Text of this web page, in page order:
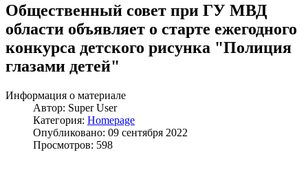
Общественный совет при ГУ МВД
области объявляет о старте ежегодного
конкурса детского рисунка "Полиция
глазами детей"
Информация о материале
Автор: Super User
Категория: Homepage
Опубликовано: 09 сентября 2022
Просмотров: 598